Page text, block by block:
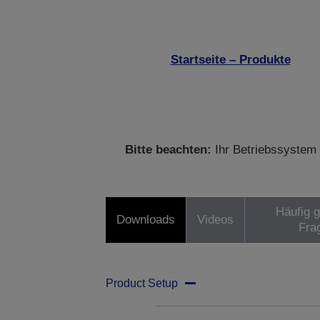
Startseite – Produkte
Bitte beachten:
Ihr
Downloads Videos
Häufig
Product Setup